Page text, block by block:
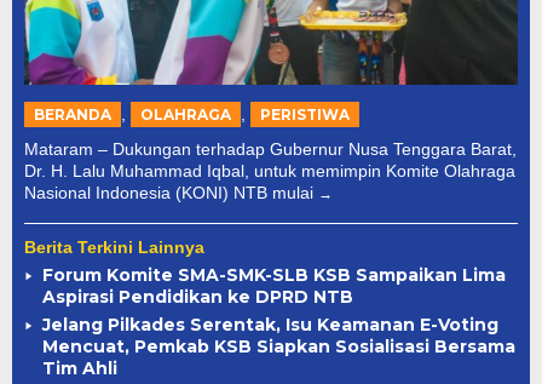
BERANDA OLAHRAGA PERISTIWA
Mataram – Dukungan terhadap Gubernur Nusa Tenggara Barat,
Dr. H. Lalu Muhammad Iqbal, untuk memimpin Komite Olahraga
Nasional Indonesia (KONI) NTB mulai
Berita Terkini Lainnya
Forum Komite SMA-SMK-SLB KSB Sampaikan Lima
Aspirasi Pendidikan ke DPRD NTB
Jelang Pilkades Serentak, Isu Keamanan E-Voting
Mencuat, Pemkab KSB Siapkan Sosialisasi Bersama
Tim Ahli